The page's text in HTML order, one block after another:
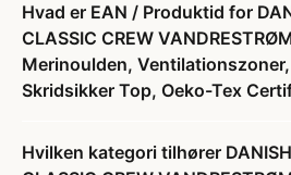
Hvad er EAN / Produktid for
CLASSIC CREW
Merinoulden,
Skridsikker Top, Oeko-Tex
Hvilken kategori tilhører